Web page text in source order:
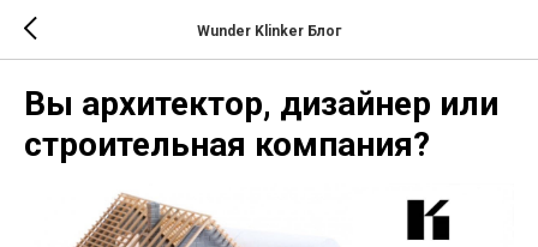
Wunder Klinker Блог
Вы архитектор, дизайнер или
строительная компания?